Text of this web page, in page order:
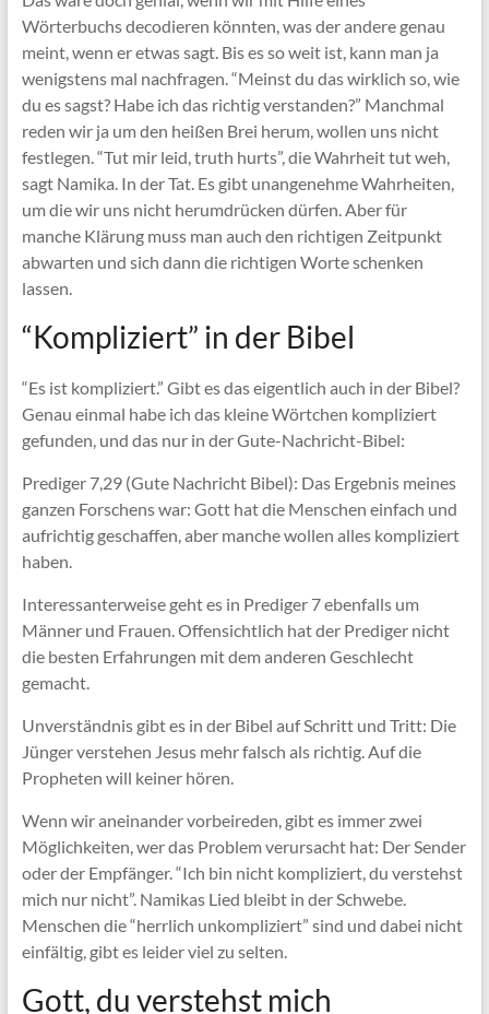
Wörterbuchs decodieren könnten, was der andere genau
meint, wenn er etwas sagt. Bis es so weit ist, kann man ja
wenigstens mal nachfragen. “Meinst du das wirklich so, wie
du es sagst? Habe ich das richtig verstanden?” Manchmal
reden wir ja um den heißen Brei herum, wollen uns nicht
festlegen. “Tut mir leid, truth hurts”, die Wahrheit tut weh,
sagt Namika. In der Tat. Es gibt unangenehme Wahrheiten,
um die wir uns nicht herumdrücken dürfen. Aber für
manche Klärung muss man auch den richtigen Zeitpunkt
abwarten und sich dann die richtigen Worte schenken
lassen.
“Kompliziert” in der Bibel
“Es ist kompliziert.” Gibt es das eigentlich auch in der Bibel?
Genau einmal habe ich das kleine Wörtchen kompliziert
gefunden, und das nur in der Gute-Nachricht-Bibel:
Prediger 7,29 (Gute Nachricht Bibel): Das Ergebnis meines
ganzen Forschens war: Gott hat die Menschen einfach und
aufrichtig geschaffen, aber manche wollen alles kompliziert
haben.
Interessanterweise geht es in Prediger 7 ebenfalls um
Männer und Frauen. Offensichtlich hat der Prediger nicht
die besten Erfahrungen mit dem anderen Geschlecht
gemacht.
Unverständnis gibt es in der Bibel auf Schritt und Tritt: Die
Jünger verstehen Jesus mehr falsch als richtig. Auf die
Propheten will keiner hören.
Wenn wir aneinander vorbeireden, gibt es immer zwei
Möglichkeiten, wer das Problem verursacht hat: Der Sender
oder der Empfänger. “Ich bin nicht kompliziert, du verstehst
mich nur nicht”. Namikas Lied bleibt in der Schwebe.
Menschen die “herrlich unkompliziert” sind und dabei nicht
einfältig, gibt es leider viel zu selten.
Gott, du verstehst mich